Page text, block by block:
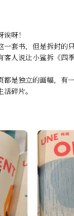
呀！
套书，但是拆封的
人说让小鲨拆《四
是独立的画幅，有
碎片。